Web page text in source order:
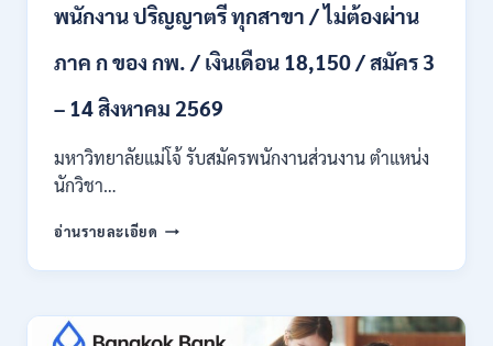
ก.ค.
19
2569
พนักงาน ปริญญาตรี ทุกสาขา / ไม่ต้องผ่าน
ภาค ก ของ กพ. / เงินเดือน 18,150 / สมัคร 3
– 14 สิงหาคม 2569
มหาวิทยาลัยแม่โจ้ รับสมัครพนักงานส่วนงาน ตำแหน่ง
นักวิชา…
อ่านรายละเอียด มหาวิทยาลัย
โจ้
เปิด
รับ